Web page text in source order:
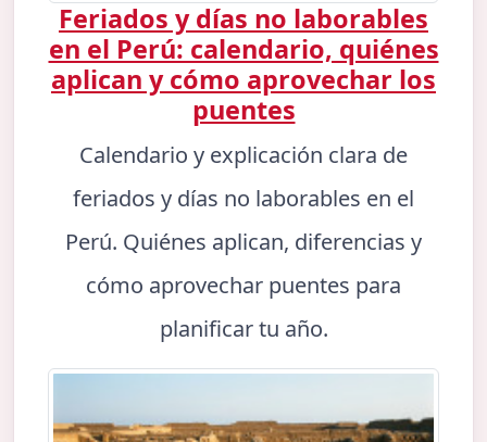
Feriados y días no laborables
en el Perú: calendario, quiénes
aplican y cómo aprovechar los
puentes
Calendario y explicación clara de
feriados y días no laborables en el
Perú. Quiénes aplican, diferencias y
cómo aprovechar puentes para
planificar tu año.